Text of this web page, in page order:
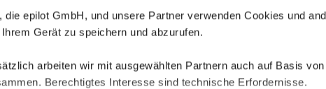
die epilot GmbH, und unsere Partner verwenden Cookies und
Ihrem Gerät zu speichern und abzurufen.
arbeiten wir mit ausgewählten Partnern auch auf Basis
Berechtigtes Interesse sind technische Erfordernisse.
auf dem Jahresverbrauch auch eine empfohlene
so musst du nun auch den entsprechenden